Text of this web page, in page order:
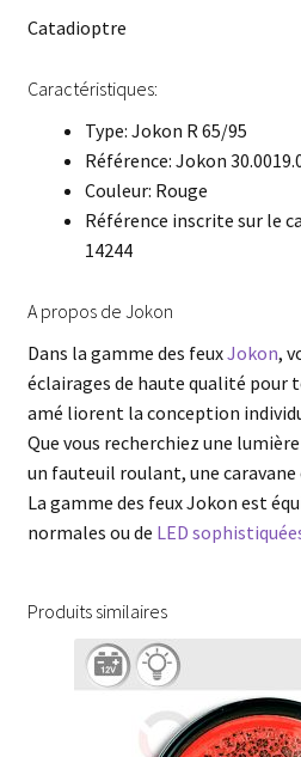
Catadioptre
Caractéristiques:
Type: Jokon R 65/95
Référence: Jokon
Couleur: Rouge
Référence inscrite sur le
14244
A propos de Jokon
Dans la gamme des feuxJokon,
éclairages de haute qualité pour
amé liorent la conception
Que vous recherchiez une
un fauteuil roulant, une caravane
La gamme des feux Jokon est
normales ou de LED
Produits similaires